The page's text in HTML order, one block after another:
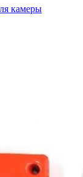
камеры